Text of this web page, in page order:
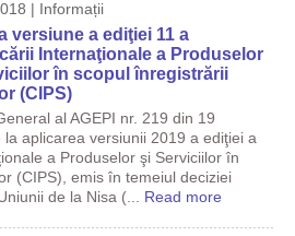
| Informații
versiune a ediţiei 11 a
Internaţionale a Produselor
în scopul înregistrării
(CIPS)
al AGEPI nr. 219 din 19
aplicarea versiunii 2019 a ediţiei a
a Produselor şi Serviciilor în
(CIPS), emis în temeiul deciziei
de la Nisa (... Read more